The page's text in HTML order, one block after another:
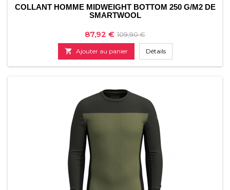
COLLANT HOMME MIDWEIGHT BOTTOM 250 G/M2 DE
SMARTWOOL
Prix
87,92 € Prix
de
base
109,90 €
 Ajouter au panier Détails